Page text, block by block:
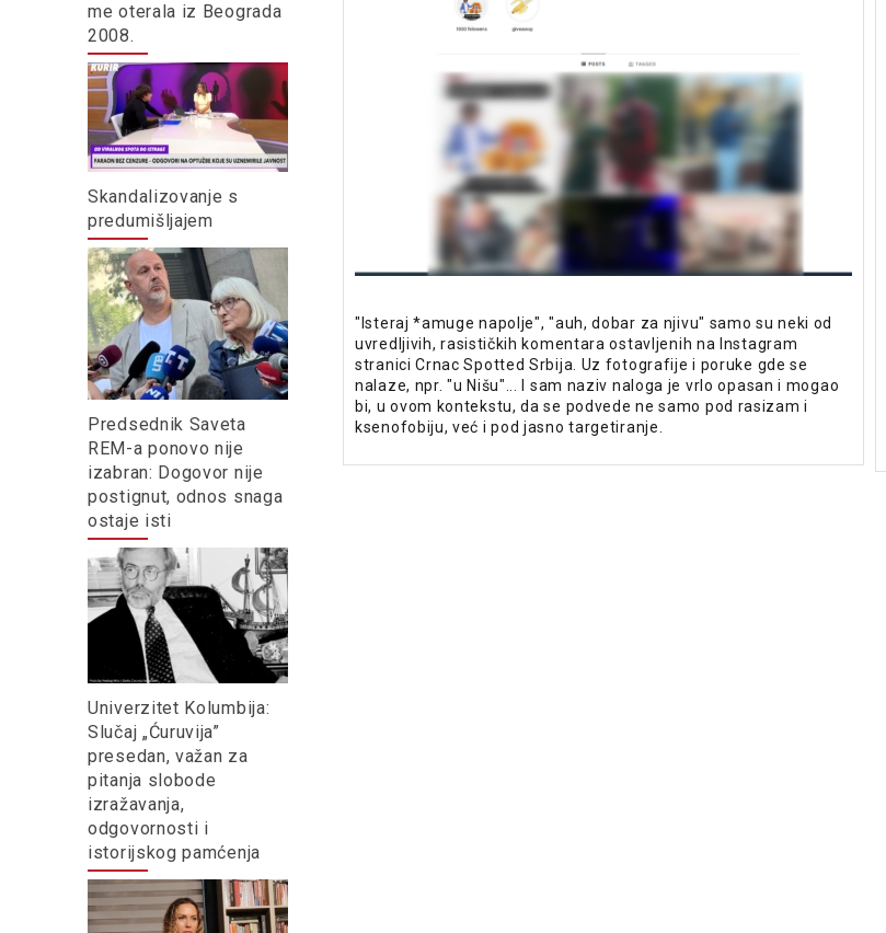
me oterala iz Beograda
2008.
Skandalizovanje s
predumišljajem
Predsednik Saveta
REM-a ponovo nije
izabran: Dogovor nije
postignut, odnos snaga
ostaje isti
Univerzitet Kolumbija:
Slučaj „Ćuruvija”
presedan, važan za
pitanja slobode
izražavanja,
odgovornosti i
istorijskog pamćenja
"Isteraj *amuge napolje", "auh, dobar za njivu" samo su neki od
uvredljivih, rasističkih komentara ostavljenih na Instagram
stranici Crnac Spotted Srbija. Uz fotografije i poruke gde se
nalaze, npr. "u Nišu"... I sam naziv naloga je vrlo opasan i mogao
bi, u ovom kontekstu, da se podvede ne samo pod rasizam i
ksenofobiju, već i pod jasno targetiranje.